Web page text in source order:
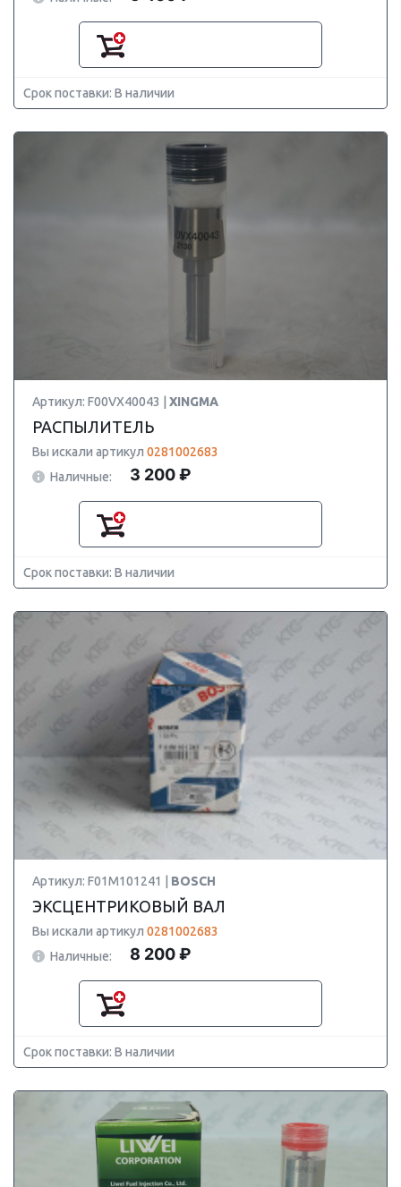
Срок поставки: В наличии
Артикул: F00VX40043 | XINGMA
РАСПЫЛИТЕЛЬ
Вы искали артикул 0281002683
Наличные:
3 200 ₽
Срок поставки: В наличии
Артикул: F01M101241 | BOSCH
ЭКСЦЕНТРИКОВЫЙ ВАЛ
Вы искали артикул 0281002683
Наличные:
8 200 ₽
Срок поставки: В наличии